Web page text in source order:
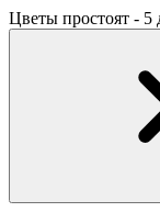
Цветы простоят - 5